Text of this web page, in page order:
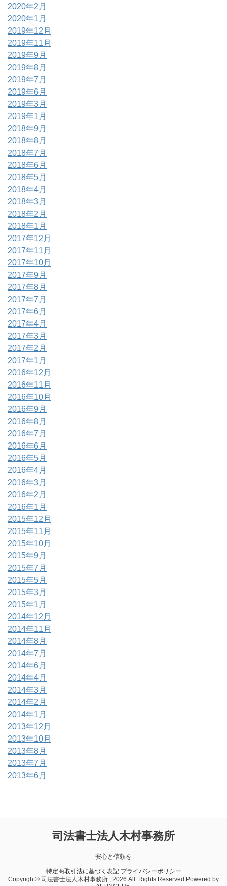
2020年2月
2020年1月
2019年12月
2019年11月
2019年9月
2019年8月
2019年7月
2019年6月
2019年3月
2019年1月
2018年9月
2018年8月
2018年7月
2018年6月
2018年5月
2018年4月
2018年3月
2018年2月
2018年1月
2017年12月
2017年11月
2017年10月
2017年9月
2017年8月
2017年7月
2017年6月
2017年4月
2017年3月
2017年2月
2017年1月
2016年12月
2016年11月
2016年10月
2016年9月
2016年8月
2016年7月
2016年6月
2016年5月
2016年4月
2016年3月
2016年2月
2016年1月
2015年12月
2015年11月
2015年10月
2015年9月
2015年7月
2015年5月
2015年3月
2015年1月
2014年12月
2014年11月
2014年8月
2014年7月
2014年6月
2014年4月
2014年3月
2014年2月
2014年1月
2013年12月
2013年10月
2013年8月
2013年7月
2013年6月
司法書士法人木村事務所
安心と信頼を
特定商取引法に基づく表記 プライバシーポリシー
Copyright© 司法書士法人木村事務所 , 2026 All Rights Reserved Powered by